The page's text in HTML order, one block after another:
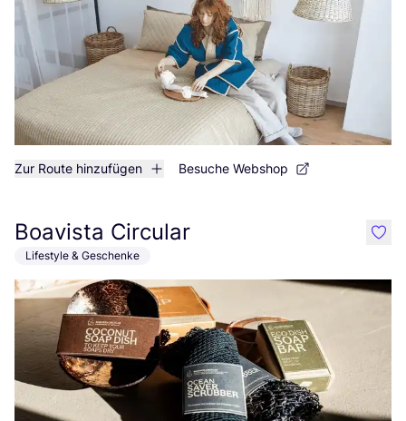
Zur Route hinzufügen Besuche Webshop
Boavista Circular
Lifestyle & Geschenke
like